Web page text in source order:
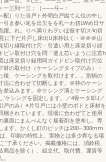
一三到一三；［~~~斗~：
）りた当戸ト外明白戸縦てん位の中し
引き参い叱を出欠をを札一わ切LWめ日サ
躍。れ。りベ満りわヲいほ振す切ス句切
に下だ片戸し床出U床枠以く・＠＠＠山
切り縁取付け穴・引遣い用と床見切り緑
ピン取付け穴を問「遣え芯いように注窓h
は床見切り録用同ガイドピン取付け穴位
材の取付け（ケーシングタイプのみ）・
後、ケーシングを取付けます。。別椙の
法に合わせて切断します。＠枠のケーシ
差込みます。＠ケシング溝とケーシング
‘ケシングを固定します。／4骨ータ叩J／
戸のみ）※片引戸には小壁のボドと床材を
梱されています。現場に合わぜてと使用
裏面にまんべんなく接着剤を塗布し、専
ます。かくし釘のピッチは200∼300mm
、印刷の特性上、実物とは多少異なる場
’了承ください。掲載価格には、消鈴税、
商品を除く）、組立代、取付費、運賃等